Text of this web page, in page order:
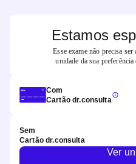
Estamos
Esse exame não precisa
unidade da sua
Com
Cartão dr.consulta
Sem
Cartão dr.consulta
Ver